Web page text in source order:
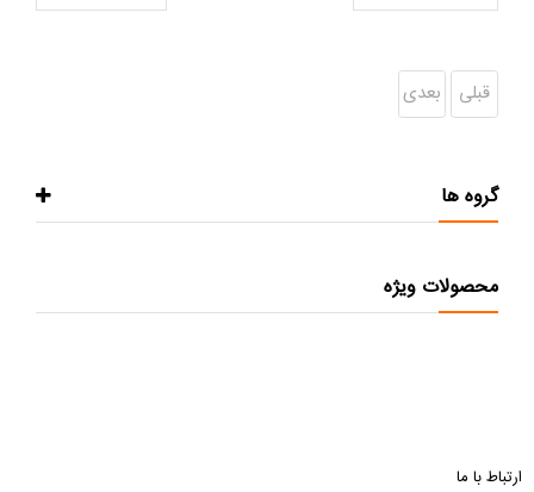
قبلی بعدی
گروه ها
محصولات ویژه
ارتباط با ما